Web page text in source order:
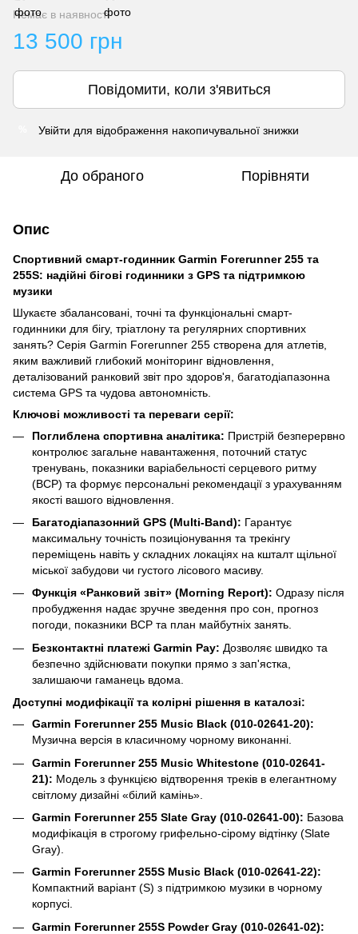
Немає в наявності
13 500 грн
Повідомити, коли з'явиться
Увійти для відображення накопичувальної знижки
До обраного Порівняти
Опис
Спортивний смарт-годинник Garmin Forerunner 255 та
255S: надійні бігові годинники з GPS та підтримкою
музики
Шукаєте збалансовані, точні та функціональні смарт-
годинники для бігу, тріатлону та регулярних спортивних
занять? Серія Garmin Forerunner 255 створена для атлетів,
яким важливий глибокий моніторинг відновлення,
деталізований ранковий звіт про здоров'я, багатодіапазонна
система GPS та чудова автономність.
Ключові можливості та переваги серії:
Поглиблена спортивна аналітика: Пристрій безперервно
контролює загальне навантаження, поточний статус
тренувань, показники варіабельності серцевого ритму
(ВСР) та формує персональні рекомендації з урахуванням
якості вашого відновлення.
Багатодіапазонний GPS (Multi-Band): Гарантує
максимальну точність позиціонування та трекінгу
переміщень навіть у складних локаціях на кшталт щільної
міської забудови чи густого лісового масиву.
Функція «Ранковий звіт» (Morning Report): Одразу після
пробудження надає зручне зведення про сон, прогноз
погоди, показники ВСР та план майбутніх занять.
Безконтактні платежі Garmin Pay: Дозволяє швидко та
безпечно здійснювати покупки прямо з зап'ястка,
залишаючи гаманець вдома.
Доступні модифікації та колірні рішення в каталозі:
Garmin Forerunner 255 Music Black (010-02641-20):
Музична версія в класичному чорному виконанні.
Garmin Forerunner 255 Music Whitestone (010-02641-
21): Модель з функцією відтворення треків в елегантному
світлому дизайні «білий камінь».
Garmin Forerunner 255 Slate Gray (010-02641-00): Базова
модифікація в строгому грифельно-сірому відтінку (Slate
Gray).
Garmin Forerunner 255S Music Black (010-02641-22):
Компактний варіант (S) з підтримкою музики в чорному
корпусі.
Garmin Forerunner 255S Powder Gray (010-02641-02):